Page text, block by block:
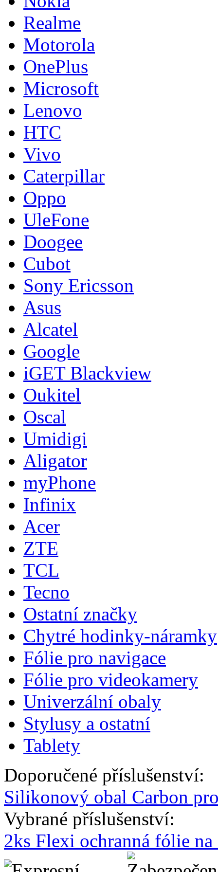
Realme
Motorola
OnePlus
Microsoft
Lenovo
HTC
Vivo
Caterpillar
Oppo
UleFone
Doogee
Cubot
Sony Ericsson
Asus
Alcatel
Google
iGET Blackview
Oukitel
Oscal
Umidigi
Aligator
myPhone
Infinix
Acer
ZTE
TCL
Tecno
Ostatní značky
Chytré hodinky-náramky
Fólie pro navigace
Fólie pro videokamery
Univerzální obaly
Stylusy a ostatní
Tablety
Doporučené příslušenství:
Silikonový obal Carbon
Vybrané příslušenství:
2ks Flexi ochranná fólie